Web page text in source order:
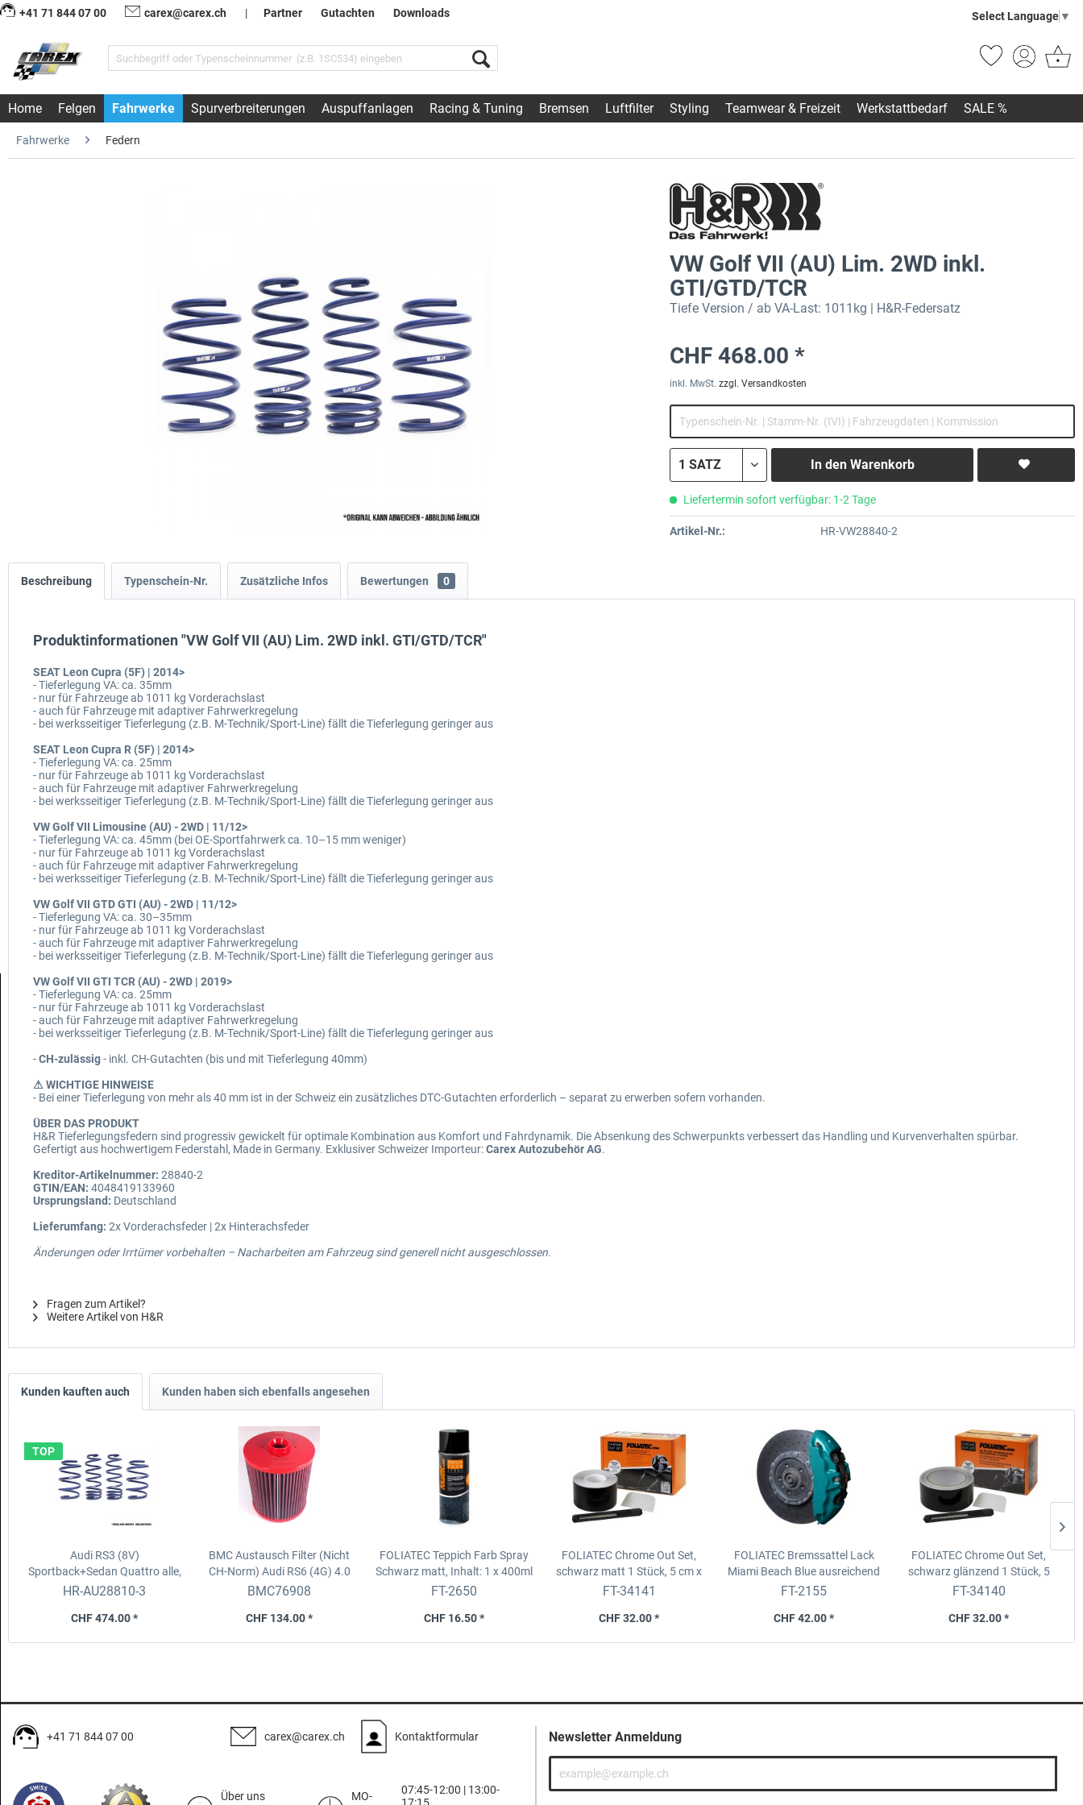
+41 71 844 07 00 carex@carex.ch | Partner Gutachten Downloads Select Language ▼
Home Felgen Fahrwerke Spurverbreiterungen Auspuffanlagen Racing & Tuning Bremsen Luftfilter Styling Teamwear & Freizeit Werkstattbedarf SALE %
Fahrwerke Federn
VW Golf VII (AU) Lim. 2WD inkl.
GTI/GTD/TCR
Tiefe Version / ab VA-Last: 1011kg | H&R-Federsatz
CHF 468.00 *
inkl. MwSt. zzgl. Versandkosten
In den Warenkorb
Liefertermin sofort verfügbar: 1-2 Tage
Artikel-Nr.: HR-VW28840-2
Beschreibung Typenschein-Nr. Zusätzliche Infos Bewertungen 0
Produktinformationen "VW Golf VII (AU) Lim. 2WD inkl. GTI/GTD/TCR"
SEAT Leon Cupra (5F) | 2014>
- Tieferlegung VA: ca. 35mm
- nur für Fahrzeuge ab 1011 kg Vorderachslast
- auch für Fahrzeuge mit adaptiver Fahrwerkregelung
- bei werksseitiger Tieferlegung (z.B. M-Technik/Sport-Line) fällt die Tieferlegung geringer aus
SEAT Leon Cupra R (5F) | 2014>
- Tieferlegung VA: ca. 25mm
- nur für Fahrzeuge ab 1011 kg Vorderachslast
- auch für Fahrzeuge mit adaptiver Fahrwerkregelung
- bei werksseitiger Tieferlegung (z.B. M-Technik/Sport-Line) fällt die Tieferlegung geringer aus
VW Golf VII Limousine (AU) - 2WD | 11/12>
- Tieferlegung VA: ca. 45mm (bei OE-Sportfahrwerk ca. 10–15 mm weniger)
- nur für Fahrzeuge ab 1011 kg Vorderachslast
- auch für Fahrzeuge mit adaptiver Fahrwerkregelung
- bei werksseitiger Tieferlegung (z.B. M-Technik/Sport-Line) fällt die Tieferlegung geringer aus
VW Golf VII GTD GTI (AU) - 2WD | 11/12>
- Tieferlegung VA: ca. 30–35mm
- nur für Fahrzeuge ab 1011 kg Vorderachslast
- auch für Fahrzeuge mit adaptiver Fahrwerkregelung
- bei werksseitiger Tieferlegung (z.B. M-Technik/Sport-Line) fällt die Tieferlegung geringer aus
VW Golf VII GTI TCR (AU) - 2WD | 2019>
- Tieferlegung VA: ca. 25mm
- nur für Fahrzeuge ab 1011 kg Vorderachslast
- auch für Fahrzeuge mit adaptiver Fahrwerkregelung
- bei werksseitiger Tieferlegung (z.B. M-Technik/Sport-Line) fällt die Tieferlegung geringer aus
-CH-zulässig- inkl. CH-Gutachten (bis und mit Tieferlegung 40mm)
⚠ WICHTIGE HINWEISE
- Bei einer Tieferlegung von mehr als 40 mm ist in der Schweiz ein zusätzliches DTC-Gutachten erforderlich – separat zu erwerben sofern vorhanden.
ÜBER DAS PRODUKT
H&R Tieferlegungsfedern sind progressiv gewickelt für optimale Kombination aus Komfort und Fahrdynamik. Die Absenkung des Schwerpunkts verbessert das Handling und Kurvenverhalten spürbar.
Gefertigt aus hochwertigem Federstahl, Made in Germany. Exklusiver Schweizer Importeur:Carex Autozubehör AG.
Kreditor-Artikelnummer: 28840-2
GTIN/EAN: 4048419133960
Ursprungsland: Deutschland
Lieferumfang: 2x Vorderachsfeder | 2x Hinterachsfeder
Änderungen oder Irrtümer vorbehalten – Nacharbeiten am Fahrzeug sind generell nicht ausgeschlossen.
Fragen zum Artikel?
Weitere Artikel von H&R
Kunden kauften auch Kunden haben sich ebenfalls angesehen
TOP
Audi RS3 (8V)
Sportback+Sedan Quattro alle,
15-H&R-Federsatz
HR-AU28810-3
CHF 474.00 *
BMC Austausch Filter (Nicht
CH-Norm) Audi RS6 (4G) 4.0
TFSI (560 Hp) (2013-)
BMC76908
CHF 134.00 *
FOLIATEC Teppich Farb Spray
Schwarz matt, Inhalt: 1 x 400ml
FT-2650
CHF 16.50 *
FOLIATEC Chrome Out Set,
schwarz matt 1 Stück, 5 cm x
15 m
FT-34141
CHF 32.00 *
FOLIATEC Bremssattel Lack
Miami Beach Blueausreichend
für 4 Bremssättel (zum Pinseln)
FT-2155
CHF 42.00 *
FOLIATEC Chrome Out Set,
schwarz glänzend 1 Stück, 5
cm x 15 m
FT-34140
CHF 32.00 *
+41 71 844 07 00 carex@carex.ch Kontaktformular
Über uns
MO-
07:45-12:00 | 13:00-
Newsletter Anmeldung